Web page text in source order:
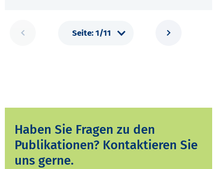
Haben Sie Fragen zu den
Publikationen? Kontaktieren Sie
uns gerne.